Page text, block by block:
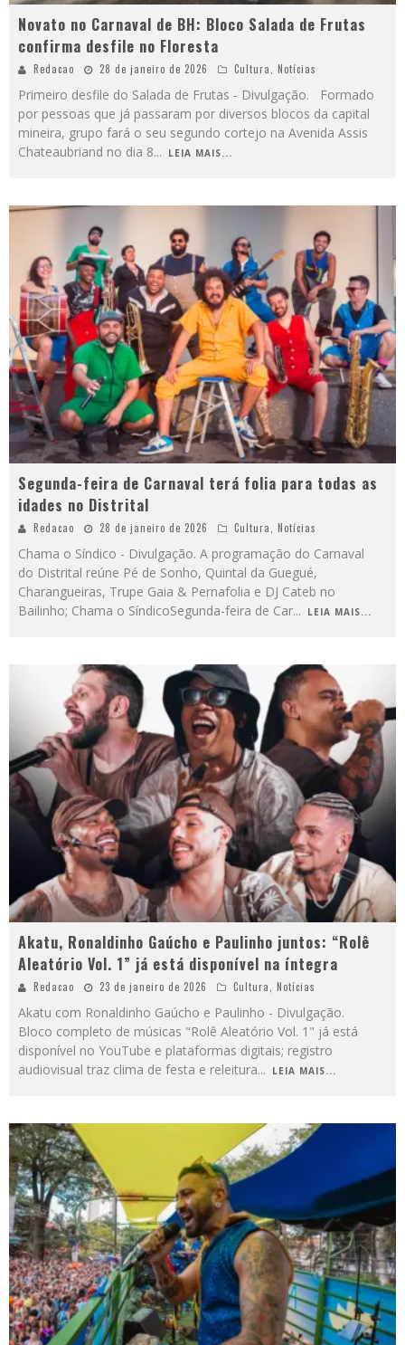
Novato no Carnaval de BH: Bloco Salada de Frutas
confirma desfile no Floresta
Redacao 28 de janeiro de 2026 Cultura Notícias
Primeiro desfile do Salada de Frutas - Divulgação. Formado
por pessoas que já passaram por diversos blocos da capital
mineira, grupo fará o seu segundo cortejo na Avenida Assis
Chateaubriand no dia 8... LEIA MAIS...
Segunda-feira de Carnaval terá folia para todas as
idades no Distrital
Redacao 28 de janeiro de 2026 Cultura Notícias
Chama o Síndico - Divulgação. A programação do Carnaval
do Distrital reúne Pé de Sonho, Quintal da Guegué,
Charangueiras, Trupe Gaia & Pernafolia e DJ Cateb no
Bailinho; Chama o SíndicoSegunda-feira de Car... LEIA MAIS...
Akatu, Ronaldinho Gaúcho e Paulinho juntos: “Rolê
Aleatório Vol. 1” já está disponível na íntegra
Redacao 23 de janeiro de 2026 Cultura, Notícias
Akatu com Ronaldinho Gaúcho e Paulinho - Divulgação.
Bloco completo de músicas "Rolê Aleatório Vol. 1" já está
disponível no YouTube e plataformas digitais; registro
audiovisual traz clima de festa e releitura... LEIA MAIS...